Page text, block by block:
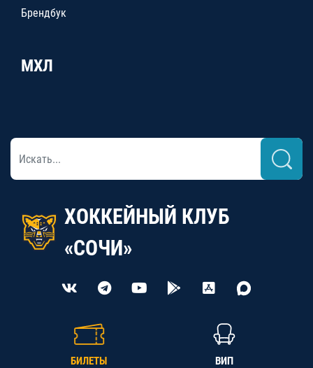
Брендбук
МХЛ
ХОККЕЙНЫЙ КЛУБ
«СОЧИ»
БИЛЕТЫ ВИП